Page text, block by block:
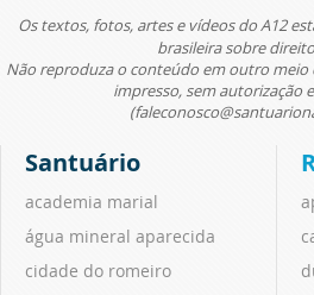
Os textos, fotos, artes e vídeos do A12
brasileira sobre
Não reproduza o conteúdo em outro meio
impresso, sem autorização
Santuário
academia marial
água mineral aparecida
cidade do romeiro